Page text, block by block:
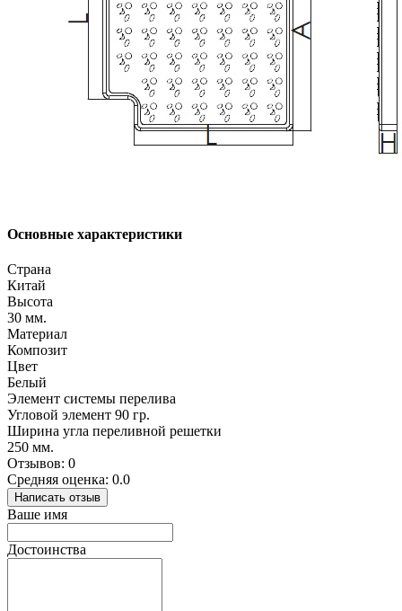
Основные характеристики
Страна
Китай
Высота
30 мм.
Материал
Композит
Цвет
Белый
Элемент системы перелива
Угловой элемент 90 гр.
Ширина угла переливной решетки
250 мм.
Отзывов: 0
Средняя оценка: 0.0
Написать отзыв
Ваше имя
Достоинства